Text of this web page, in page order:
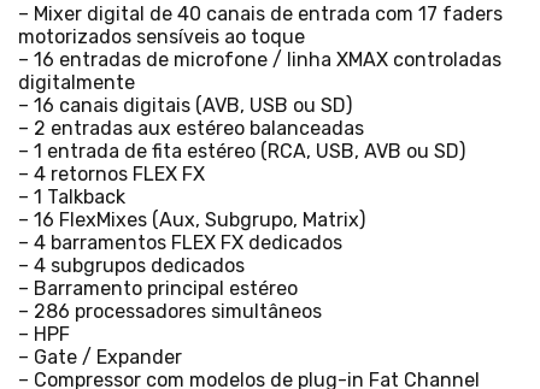
– Mixer digital de 40 canais de entrada com 17 faders
motorizados sensíveis ao toque
– 16 entradas de microfone / linha XMAX controladas
digitalmente
– 16 canais digitais (AVB, USB ou SD)
– 2 entradas aux estéreo balanceadas
– 1 entrada de fita estéreo (RCA, USB, AVB ou SD)
– 4 retornos FLEX FX
– 1 Talkback
– 16 FlexMixes (Aux, Subgrupo, Matrix)
– 4 barramentos FLEX FX dedicados
– 4 subgrupos dedicados
– Barramento principal estéreo
– 286 processadores simultâneos
– HPF
– Gate / Expander
– Compressor com modelos de plug-in Fat Channel